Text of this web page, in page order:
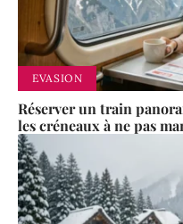
EVASION
Réserver un train
les créneaux à ne pas